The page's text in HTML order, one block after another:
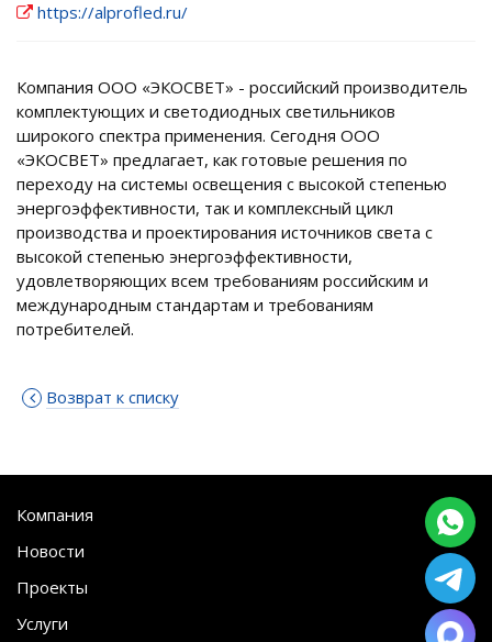
https://alprofled.ru/
Компания ООО «ЭКОСВЕТ» - российский производитель
комплектующих и светодиодных светильников
широкого спектра применения. Сегодня ООО
«ЭКОСВЕТ» предлагает, как готовые решения по
переходу на системы освещения с высокой степенью
энергоэффективности, так и комплексный цикл
производства и проектирования источников света с
высокой степенью энергоэффективности,
удовлетворяющих всем требованиям российским и
международным стандартам и требованиям
потребителей.
Возврат к списку
Компания
Новости
Проекты
Услуги